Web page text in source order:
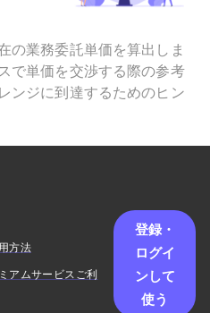
の業務委託単価を算出しま
で単価を交渉する際の参考
ンジに到達するためのヒン
方法
アムサービスご利
登録・
ログイ
ンして
使う